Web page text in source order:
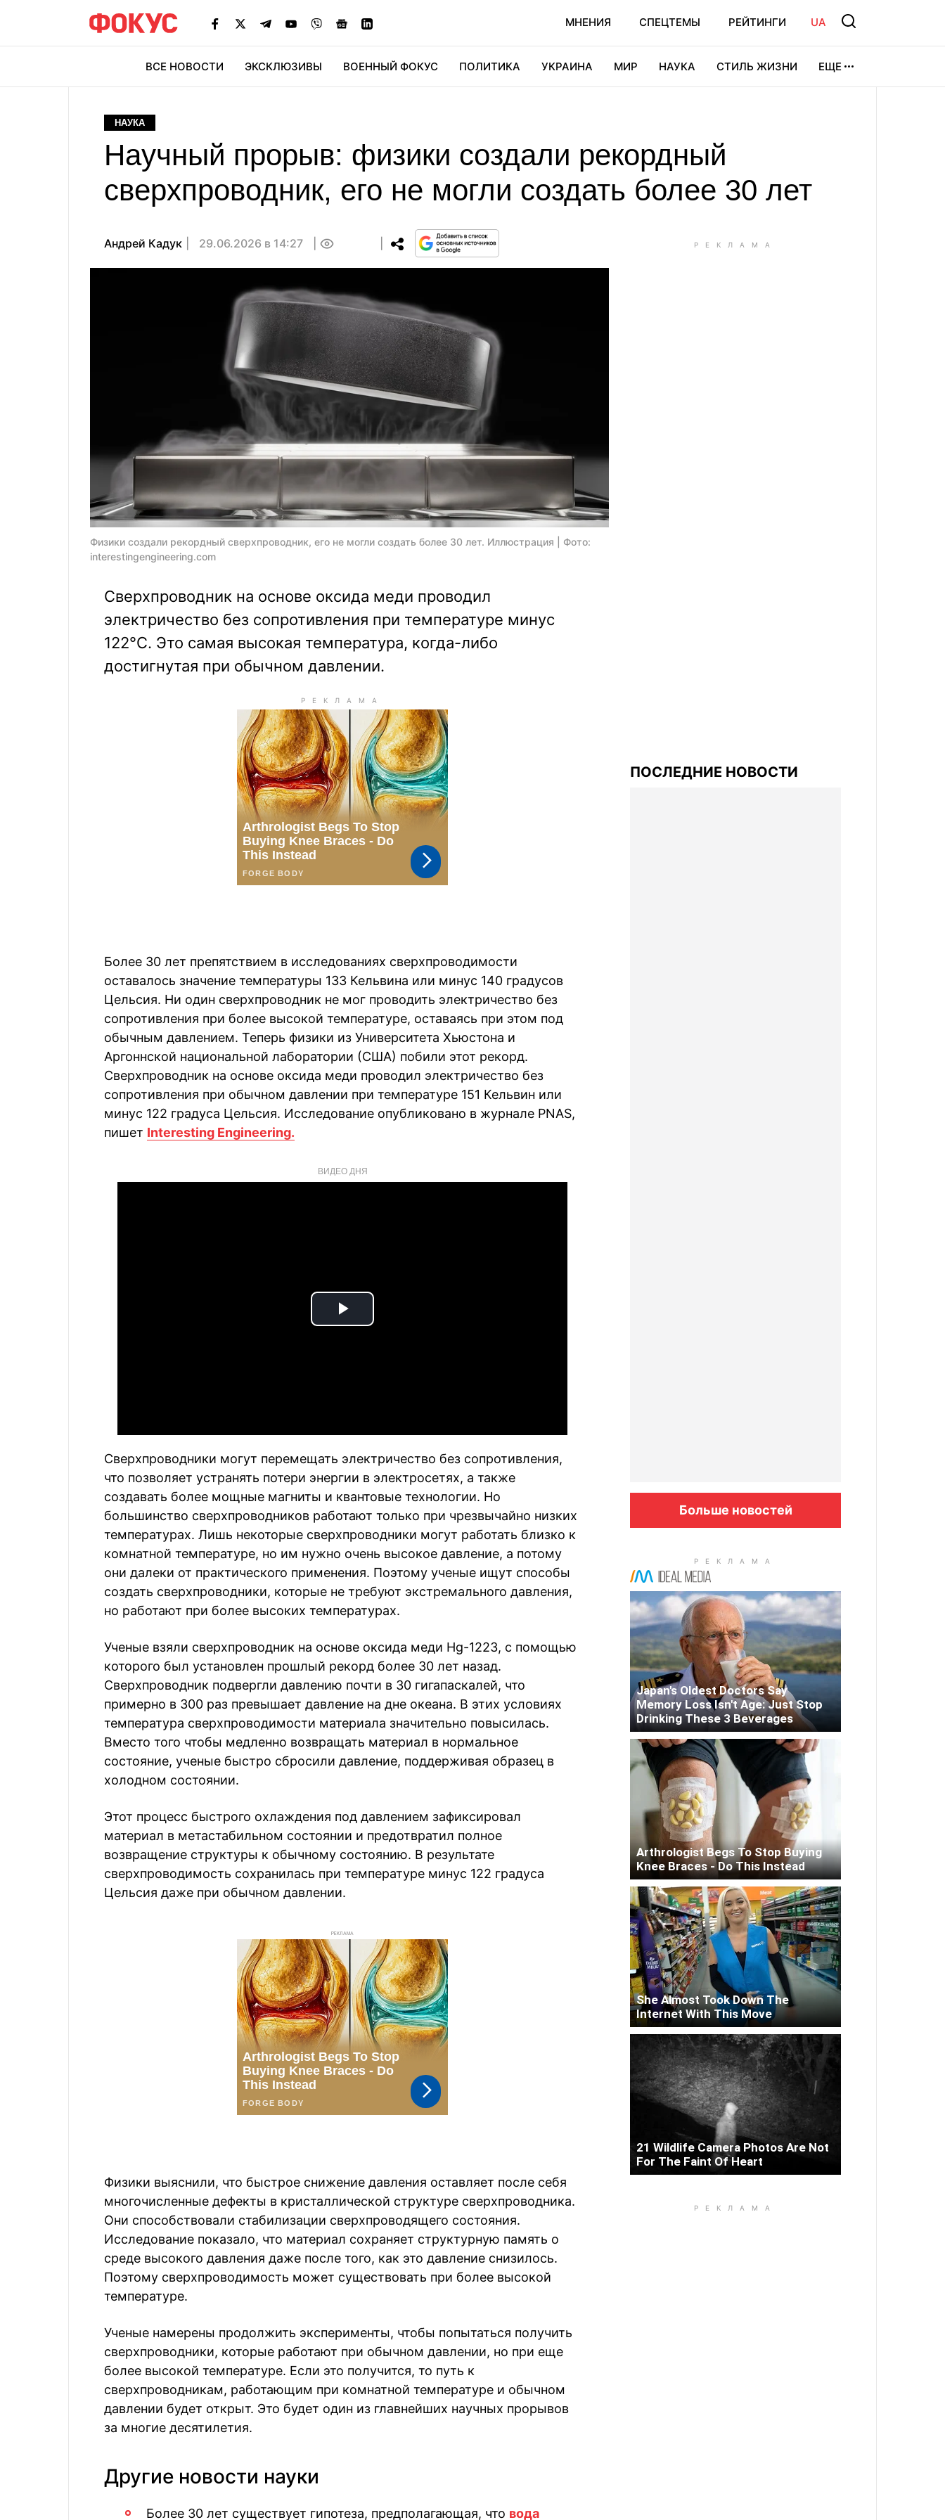
МНЕНИЯ СПЕЦТЕМЫ РЕЙТИНГИ UA
ВСЕ НОВОСТИ ЭКСКЛЮЗИВЫ ВОЕННЫЙ ФОКУС ПОЛИТИКА УКРАИНА МИР НАУКА СТИЛЬ ЖИЗНИ ЕЩЕ
НАУКА
Научный прорыв: физики создали рекордный
сверхпроводник, его не могли создать более 30 лет
Андрей Кадук 29.06.2026 в 14:27
Физики создали рекордный сверхпроводник, его не могли создать более 30 лет. Иллюстрация | Фото:
interestingengineering.com
Сверхпроводник на основе оксида меди проводил
электричество без сопротивления при температуре минус
122°C. Это самая высокая температура, когда-либо
достигнутая при обычном давлении.
Более 30 лет препятствием в исследованиях сверхпроводимости
оставалось значение температуры 133 Кельвина или минус 140 градусов
Цельсия. Ни один сверхпроводник не мог проводить электричество без
сопротивления при более высокой температуре, оставаясь при этом под
обычным давлением. Теперь физики из Университета Хьюстона и
Аргоннской национальной лаборатории (США) побили этот рекорд.
Сверхпроводник на основе оксида меди проводил электричество без
сопротивления при обычном давлении при температуре 151 Кельвин или
минус 122 градуса Цельсия. Исследование опубликовано в журнале PNAS,
пишет Interesting Engineering.
ВИДЕО ДНЯ
Play
Сверхпроводники могут перемещать электричество без сопротивления,
что позволяет устранять потери энергии в электросетях, а также
создавать более мощные магниты и квантовые технологии. Но
большинство сверхпроводников работают только при чрезвычайно низких
температурах. Лишь некоторые сверхпроводники могут работать близко к
комнатной температуре, но им нужно очень высокое давление, а потому
они далеки от практического применения. Поэтому ученые ищут способы
создать сверхпроводники, которые не требуют экстремального давления,
но работают при более высоких температурах.
Ученые взяли сверхпроводник на основе оксида меди Hg-1223, с помощью
которого был установлен прошлый рекорд более 30 лет назад.
Сверхпроводник подвергли давлению почти в 30 гигапаскалей, что
примерно в 300 раз превышает давление на дне океана. В этих условиях
температура сверхпроводимости материала значительно повысилась.
Вместо того чтобы медленно возвращать материал в нормальное
состояние, ученые быстро сбросили давление, поддерживая образец в
холодном состоянии.
Этот процесс быстрого охлаждения под давлением зафиксировал
материал в метастабильном состоянии и предотвратил полное
возвращение структуры к обычному состоянию. В результате
сверхпроводимость сохранилась при температуре минус 122 градуса
Цельсия даже при обычном давлении.
РЕКЛАМА
Физики выяснили, что быстрое снижение давления оставляет после себя
многочисленные дефекты в кристаллической структуре сверхпроводника.
Они способствовали стабилизации сверхпроводящего состояния.
Исследование показало, что материал сохраняет структурную память о
среде высокого давления даже после того, как это давление снизилось.
Поэтому сверхпроводимость может существовать при более высокой
температуре.
Ученые намерены продолжить эксперименты, чтобы попытаться получить
сверхпроводники, которые работают при обычном давлении, но при еще
более высокой температуре. Если это получится, то путь к
сверхпроводникам, работающим при комнатной температуре и обычном
давлении будет открыт. Это будет один из главнейших научных прорывов
за многие десятилетия.
Другие новости науки
Более 30 лет существует гипотеза, предполагающая, что вода
ПОСЛЕДНИЕ НОВОСТИ
Больше новостей